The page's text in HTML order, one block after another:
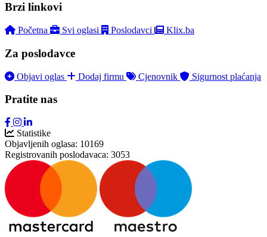
Brzi linkovi
Početna Svi oglasi Poslodavci Klix.ba
Za poslodavce
Objavi oglas Dodaj firmu Cjenovnik Sigurnost plaćanja
Pratite nas
Statistike
Objavljenih oglasa: 10169
Registrovanih poslodavaca: 3053